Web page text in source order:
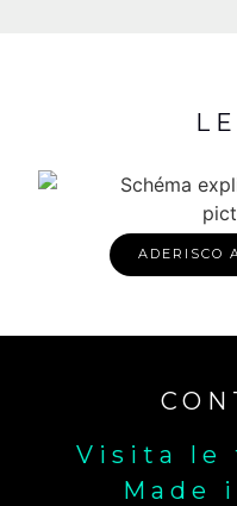
ADERISCO
Visita le
Made